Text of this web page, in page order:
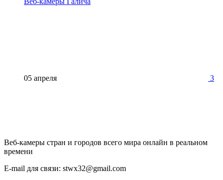
05 апреля 3
Веб-камеры стран и городов всего мира онлайн в реальном
времени
E-mail для связи: stwx32@gmail.com